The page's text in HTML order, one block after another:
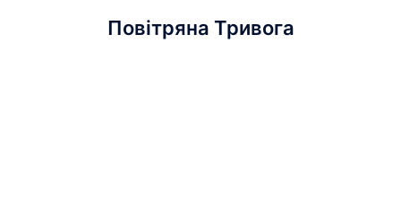
Повітряна Тривога